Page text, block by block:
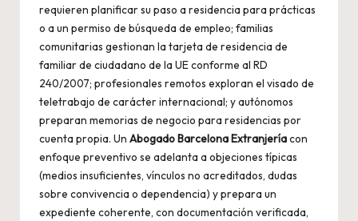
requieren planificar su paso a residencia para prácticas
o a un permiso de búsqueda de empleo; familias
comunitarias gestionan la tarjeta de residencia de
familiar de ciudadano de la UE conforme al RD
240/2007; profesionales remotos exploran el visado de
teletrabajo de carácter internacional; y autónomos
preparan memorias de negocio para residencias por
cuenta propia. Un Abogado Barcelona Extranjeríacon
enfoque preventivo se adelanta a objeciones típicas
(medios insuficientes, vínculos no acreditados, dudas
sobre convivencia o dependencia) y prepara un
expediente coherente, con documentación verificada,